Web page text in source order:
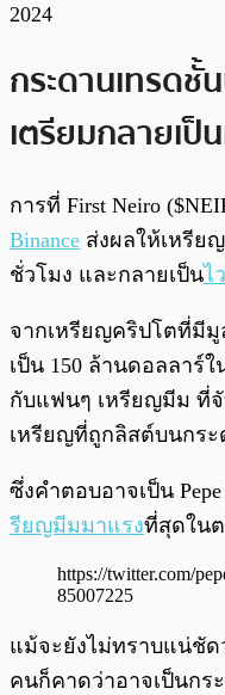
2024
กระดานเทรดชั้
เตรียมกลายเ
การที่ First Neiro
Binance ส่งผลให้เหรีย
ชั่วโมง และกลายเป็นไ
จากเหรียญคริปโตที่มีมู
เป็น 150 ล้านดอลลาร์
กับแฟนๆ เหรียญมีม ที่
เหรียญที่ถูกลิสต์บนกระ
ซึ่งคำตอบอาจเป็น
รียญมีมมาแรงที่สุดใน
https://twitter.com/
85007225
แม้จะยังไม่ทราบแน่ชั
คนก็คาดว่าอาจเป็นกร